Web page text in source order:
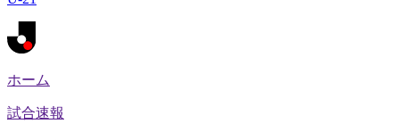
ホーム
試合速報